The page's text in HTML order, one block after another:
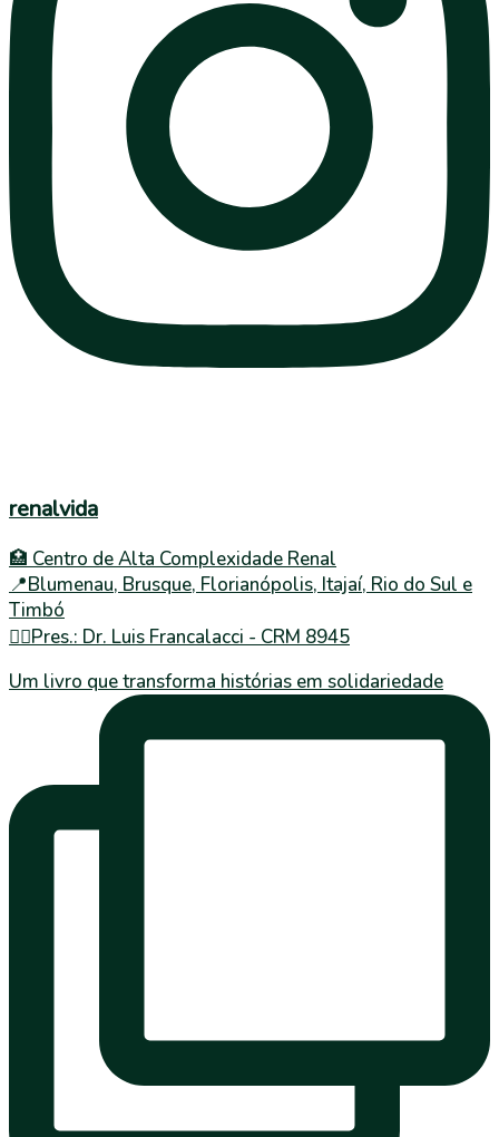
renalvida
🏥 Centro de Alta Complexidade Renal
📍Blumenau, Brusque, Florianópolis, Itajaí, Rio do Sul e
Timbó
👨‍⚕️Pres.: Dr. Luis Francalacci - CRM 8945
Um livro que transforma histórias em solidariedade